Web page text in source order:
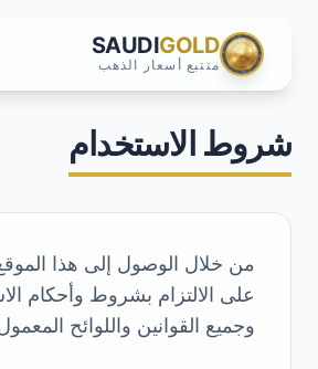
SAUDIGOLD
متتبع أسعار الذهب
شروط الاستخدام
من خلال الوصول إلى هذا
على الالتزام بشروط وأحكام
وجميع القوانين واللوائح